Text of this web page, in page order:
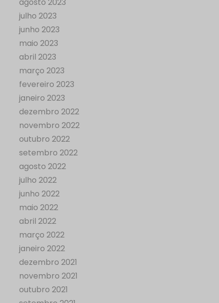
agosto 2023
julho 2023
junho 2023
maio 2023
abril 2023
março 2023
fevereiro 2023
janeiro 2023
dezembro 2022
novembro 2022
outubro 2022
setembro 2022
agosto 2022
julho 2022
junho 2022
maio 2022
abril 2022
março 2022
janeiro 2022
dezembro 2021
novembro 2021
outubro 2021